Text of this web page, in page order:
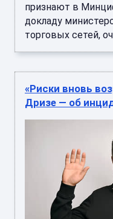
признают в
докладу
торговых сетей,
«Риски вновь
Дризе — об